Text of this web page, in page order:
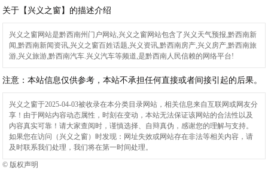
关于【兴义之窗】的描述介绍
兴义之窗网站是黔西南州门户网站,兴义之窗网站包含了兴义天气预报,黔西南新
闻,黔西南新闻资讯,兴义之窗百姓话题,兴义资讯,黔西南房产,兴义房产,黔西南旅
游,兴义旅游,黔西南汽车.兴义汽车等频道,是黔西南人民信赖的网络平台!
注意：本站信息仅供参考，本站不承担任何直接或者间接引起的后果。
兴义之窗于2025-04-03被收录在本分类目录网站，相关信息来自互联网或网友分
享！由于网站内容动态属性，时刻在变动，本站无法保证该网站的合法性以及
内容真实可靠！请大家查阅时，谨慎选择、自辩真伪，感谢您的理解与支持。
如果您在访问（兴义之窗）时发现：网址失效或网站存在非法等相关内容，请
及时联系我们处理，我们将在第一时间处理。
© 版权声明